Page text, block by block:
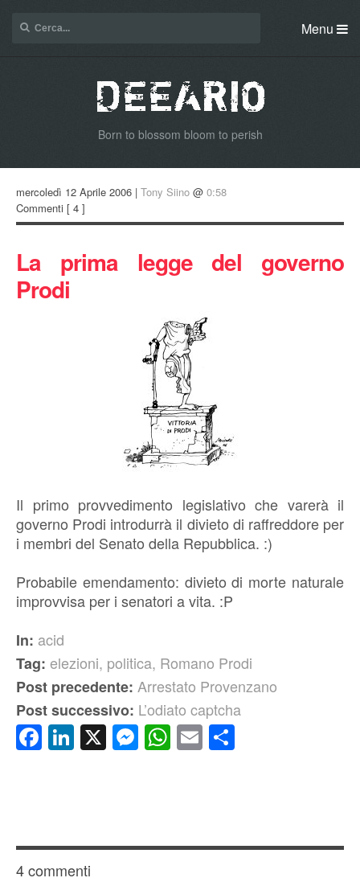
Menu
Born to blossom bloom to perish
mercoledì 12 Aprile 2006 | Tony Siino @ 0:58
Commenti [ 4 ]
La prima legge del governo
Prodi
Il primo provvedimento legislativo che varerà il
governo Prodi introdurrà il divieto di raffreddore per
i membri del Senato della Repubblica. :)
Probabile emendamento: divieto di morte naturale
improvvisa per i senatori a vita. :P
In: acid
Tag: elezioni, politica, Romano Prodi
Post precedente: Arrestato Provenzano
Post successivo: L’odiato captcha
Facebook
LinkedIn
X Messenger
WhatsApp
Email
4 commenti